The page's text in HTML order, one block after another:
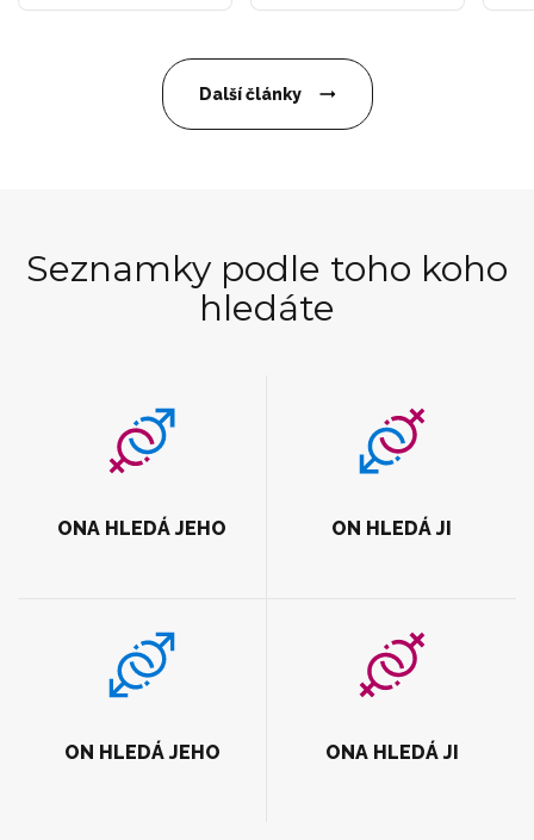
Další články
Seznamky podle toho koho
hledáte
ONA HLEDÁ JEHO ON HLEDÁ JI
ON HLEDÁ JEHO ONA HLEDÁ JI